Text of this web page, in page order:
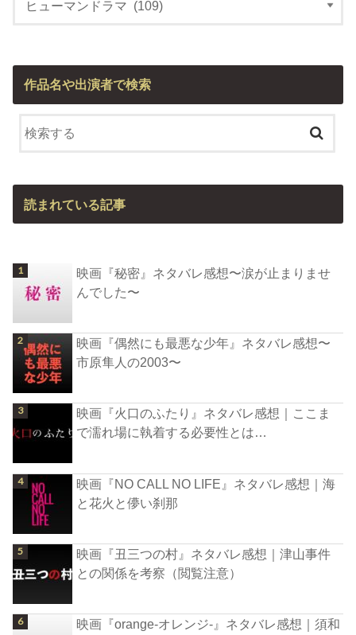
作品名や出演者で検索
読まれている記事
映画『秘密』ネタバレ感想〜涙が止まりませ
んでした〜
映画『偶然にも最悪な少年』ネタバレ感想〜
市原隼人の2003〜
映画『火口のふたり』ネタバレ感想｜ここま
で濡れ場に執着する必要性とは…
映画『NO CALL NO LIFE』ネタバレ感想｜海
と花火と儚い刹那
映画『丑三つの村』ネタバレ感想｜津山事件
との関係を考察（閲覧注意）
映画『orange-オレンジ-』ネタバレ感想｜須和